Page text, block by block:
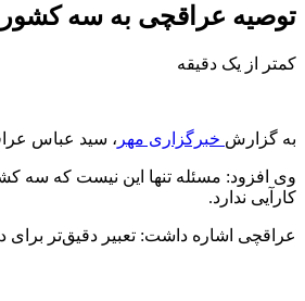
توصیه عراقچی به سه کشور
کمتر از یک دقیقه
به گزارش خبرگزاری مهر ، سید عباس
وی افزود: مسئله تنها این نیست که سه
کارآیی ندارد.
عراقچی اشاره داشت: تعبیر دقیق‌تر